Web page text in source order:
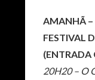
AMANHÃ –
FESTIVAL
(ENTRADA
20H20 – O